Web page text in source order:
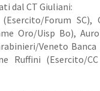
dal CT Giuliani:
Forum
Oro/Uisp Bo),
Veneto
Ruffini (Esercito/